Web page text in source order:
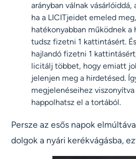
arányban válnak
ha a LICITjeidet emeled
hatékonyabban működnek
tudsz fizetni 1 kattintásért.
hajlandó fizetni 1
licitálj többet, hogy emiatt
jelenjen meg a hirdetésed.
megjelenéseihez
happolhatsz el a tortából.
Persze az esős napok
dolgok a nyári kerékvágásba,